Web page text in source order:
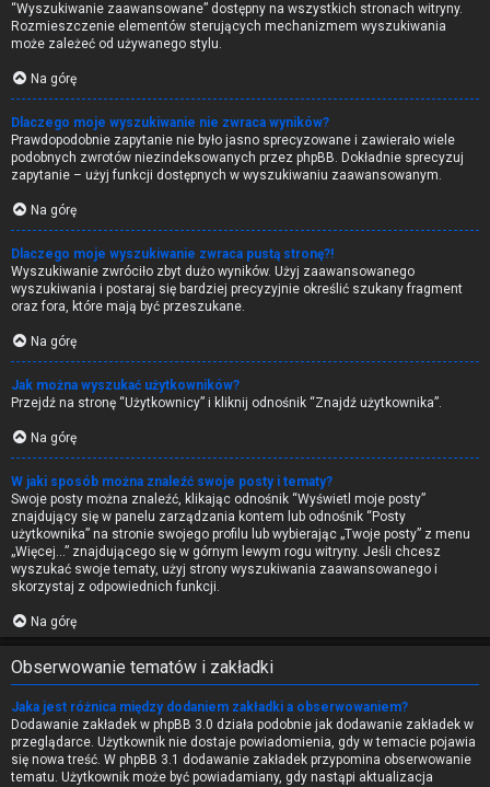
“Wyszukiwanie zaawansowane” dostępny na wszystkich stronach witryny.
Rozmieszczenie elementów sterujących mechanizmem wyszukiwania
może zależeć od używanego stylu.
Na górę
Dlaczego moje wyszukiwanie nie zwraca wyników?
Prawdopodobnie zapytanie nie było jasno sprecyzowane i zawierało wiele
podobnych zwrotów niezindeksowanych przez phpBB. Dokładnie sprecyzuj
zapytanie – użyj funkcji dostępnych w wyszukiwaniu zaawansowanym.
Na górę
Dlaczego moje wyszukiwanie zwraca pustą stronę?!
Wyszukiwanie zwróciło zbyt dużo wyników. Użyj zaawansowanego
wyszukiwania i postaraj się bardziej precyzyjnie określić szukany fragment
oraz fora, które mają być przeszukane.
Na górę
Jak można wyszukać użytkowników?
Przejdź na stronę “Użytkownicy” i kliknij odnośnik “Znajdź użytkownika”.
Na górę
W jaki sposób można znaleźć swoje posty i tematy?
Swoje posty można znaleźć, klikając odnośnik “Wyświetl moje posty”
znajdujący się w panelu zarządzania kontem lub odnośnik “Posty
użytkownika” na stronie swojego profilu lub wybierając „Twoje posty” z menu
„Więcej…” znajdującego się w górnym lewym rogu witryny. Jeśli chcesz
wyszukać swoje tematy, użyj strony wyszukiwania zaawansowanego i
skorzystaj z odpowiednich funkcji.
Na górę
Obserwowanie tematów i zakładki
Jaka jest różnica między dodaniem zakładki a obserwowaniem?
Dodawanie zakładek w phpBB 3.0 działa podobnie jak dodawanie zakładek w
przeglądarce. Użytkownik nie dostaje powiadomienia, gdy w temacie pojawia
się nowa treść. W phpBB 3.1 dodawanie zakładek przypomina obserwowanie
tematu. Użytkownik może być powiadamiany, gdy nastąpi aktualizacja